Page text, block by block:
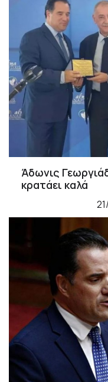
Άδωνις
κρατάει καλά